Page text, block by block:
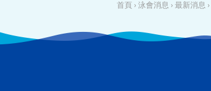
首頁 › 泳會消息 › 最新消息 ›